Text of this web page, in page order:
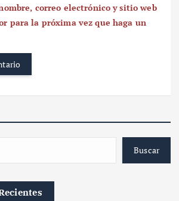
correo electrónico y sitio web
para la próxima vez que haga un
Buscar